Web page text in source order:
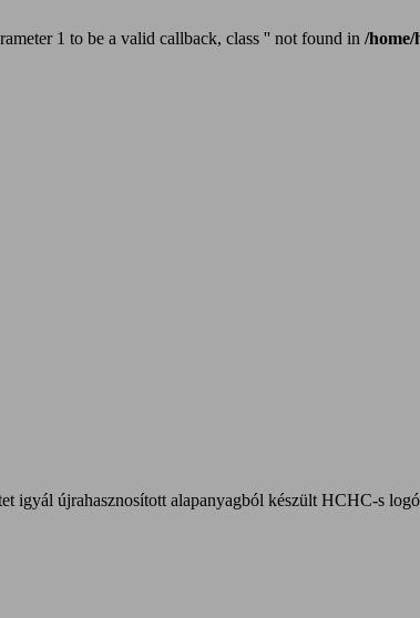
1 to be a valid callback, class '' not found in /
Hard Core
igyál újrahasznosított alapanyagból készült HCHC-s